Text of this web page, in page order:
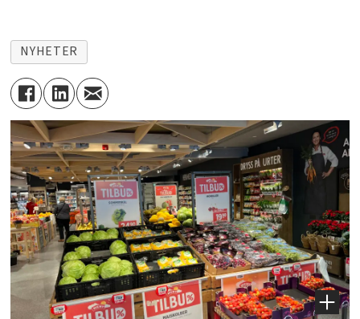
NYHETER